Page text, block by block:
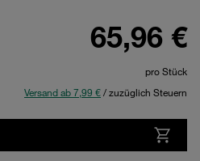
65,96 €
pro Stück
Versand ab 7,99 €/ zuzüglich Steuern